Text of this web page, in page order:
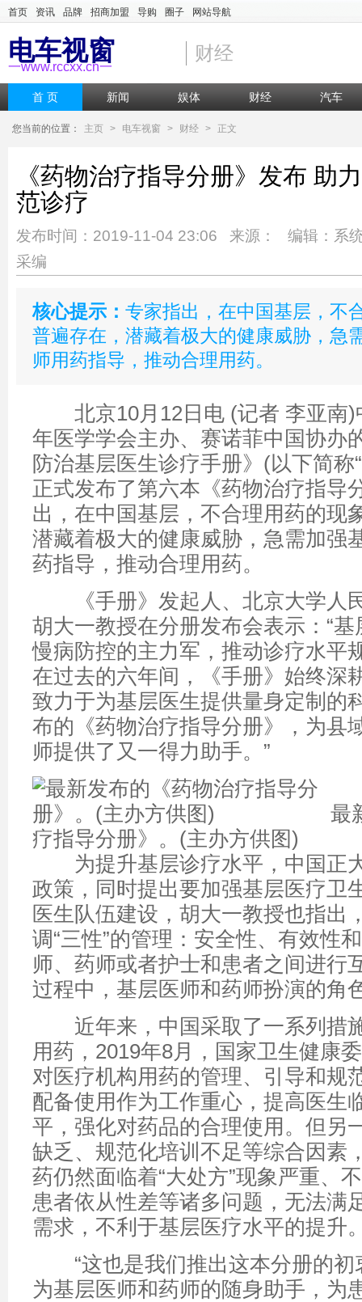
首页 资讯 品牌 招商加盟 导购 圈子 网站导航
电车视窗
一www.rccxx.cn一
财经
首 页 新闻 娱体 财经 汽车
您当前的位置： 主页 > 电车视窗 > 财经 > 正文
《药物治疗指导分册》发布 助
范诊疗
发布时间：2019-11-04 23:06 来源： 编辑：系
采编
核心提示： 专家指出，在中国基层，不
普遍存在，潜藏着极大的健康威胁，急
师用药指导，推动合理用药。
北京10月12日电 (记者 李亚南)
年医学学会主办、赛诺菲中国协办
防治基层医生诊疗手册》(以下简称
正式发布了第六本《药物治疗指导
出，在中国基层，不合理用药的现
潜藏着极大的健康威胁，急需加强
药指导，推动合理用药。
《手册》发起人、北京大学人
胡大一教授在分册发布会表示：“
慢病防控的主力军，推动诊疗水平
在过去的六年间，《手册》始终深
致力于为基层医生提供量身定制的
布的《药物治疗指导分册》，为县
师提供了又一得力助手。”
最
疗指导分册》。(主办方供图)
为提升基层诊疗水平，中国正
政策，同时提出要加强基层医疗卫
医生队伍建设，胡大一教授也指出
调“三性”的管理：安全性、有效性
师、药师或者护士和患者之间进行
过程中，基层医师和药师扮演的角
近年来，中国采取了一系列措
用药，2019年8月，国家卫生健康
对医疗机构用药的管理、引导和规
配备使用作为工作重心，提高医生
平，强化对药品的合理使用。但另
缺乏、规范化培训不足等综合因素
药仍然面临着“大处方”现象严重、
患者依从性差等诸多问题，无法满
需求，不利于基层医疗水平的提升
“这也是我们推出这本分册的初
为基层医师和药师的随身助手，为